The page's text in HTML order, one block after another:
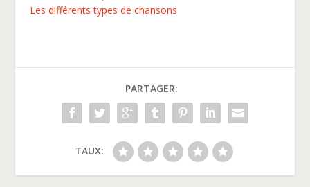
Les différents types de chansons
PARTAGER:
TAUX: